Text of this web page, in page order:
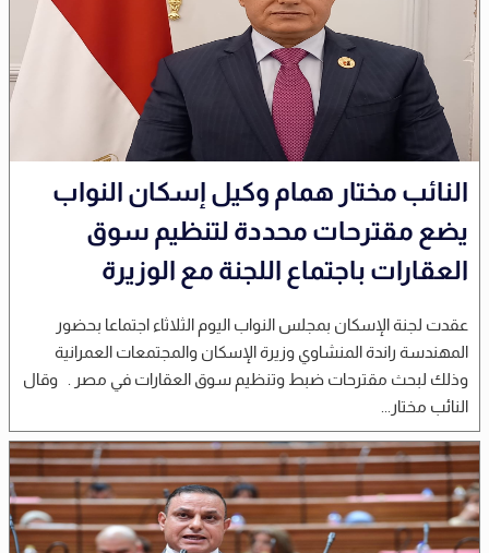
النائب مختار همام وكيل إسكان النواب
يضع مقترحات محددة لتنظيم سوق
العقارات باجتماع اللجنة مع الوزيرة
عقدت لجنة الإسكان بمجلس النواب اليوم الثلاثاء اجتماعا بحضور
المهندسة راندة المنشاوي وزيرة الإسكان والمجتمعات العمرانية
وذلك لبحث مقترحات ضبط وتنظيم سوق العقارات في مصر . وقال
النائب مختار...